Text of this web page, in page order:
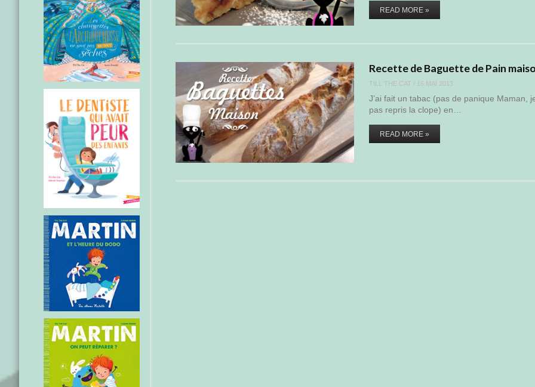
READ MORE »
Recette de Baguette de Pain
TILL THE CAT / 16 MAI 2013
J’ai fait un tabac (pas de panique Maman,
pas repris la clope) en…
READ MORE »